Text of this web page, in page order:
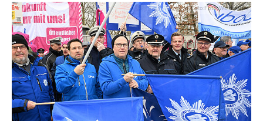
Foto:Foto: Windmüller